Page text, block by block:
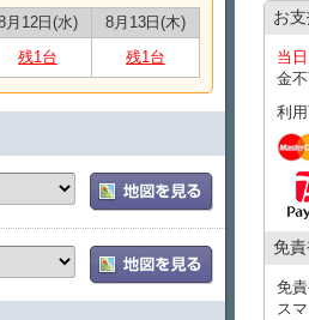
lin.ee/lcfZd4o
際に下記情報をメッセージでお送りくだ
ネーム） ・レンタル日時
車種
公式LINEを使用して行います。
用が難しい場合は、ご予約時の備考欄
ずご確認ください。
ランは、完全予約制・時間指定制です
があり、先着順でのご案内となります。
イト時間の２時間前までにお願いいた
の送迎時間変更はできかねます。（※飛
日の１９時までにご予約をお願いしま
月12日(水)
8月13日(木)
残1台 残1台
お
当日
金不
利
免
免
ス